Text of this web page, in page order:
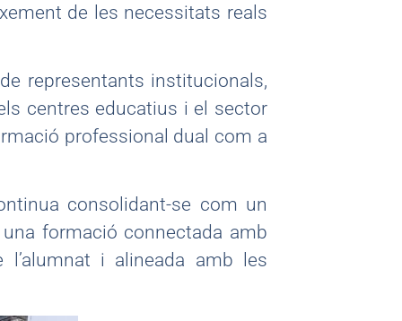
de les necessitats reals
representants institucionals,
centres educatius i el sector
professional dual com a
consolidant-se com un
formació connectada amb
l’alumnat i alineada amb les